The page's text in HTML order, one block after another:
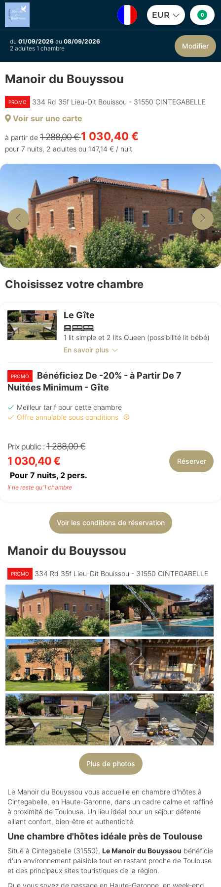
EUR 0
du 01/09/2026 au 08/09/2026
2 adultes 1 chambre
Modifier
Manoir du Bouyssou
PROMO 334 Rd 35f Lieu-Dit Bouissou - 31550 CINTEGABELLE
Voir sur une carte
à partir de 1 288,00 €1 030,40 €
pour 7 nuits, 2 adultes ou 147,14 € / nuit
Choisissez votre chambre
Le Gîte
1 lit simple et 2 lits Queen (possibilité lit bébé)
En savoir plus
PROMO
Bénéficiez De -20% - à Partir De 7
Nuitées Minimum - Gîte
Meilleur tarif pour cette chambre
Offre annulable sous conditions
Prix public : 1 288,00 €
1 030,40 €
Pour 7 nuits, 2 pers.
Réserver
Il ne reste qu'1 chambre
Voir les conditions de réservation
Manoir du Bouyssou
PROMO 334 Rd 35f Lieu-Dit Bouissou - 31550 CINTEGABELLE
Plus de photos
Le Manoir du Bouyssou vous accueille en chambre d'hôtes à
Cintegabelle, en Haute-Garonne, dans un cadre calme et raffiné
à proximité de Toulouse. Un lieu idéal pour un séjour détente
alliant confort, bien-être et authenticité.
Une chambre d'hôtes idéale près de Toulouse
Situé à Cintegabelle (31550), Le Manoir du Bouyssou bénéficie
d'un environnement paisible tout en restant proche de Toulouse
et des principaux sites touristiques de la région.
Que vous soyez de passage en Haute-Garonne, en week-end